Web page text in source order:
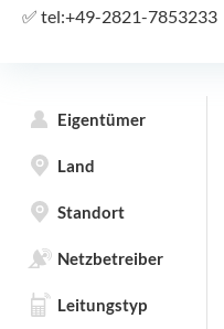
✅ tel:+49-2821-7853233
Eigentümer
Land
Standort
Netzbetreiber
Leitungstyp